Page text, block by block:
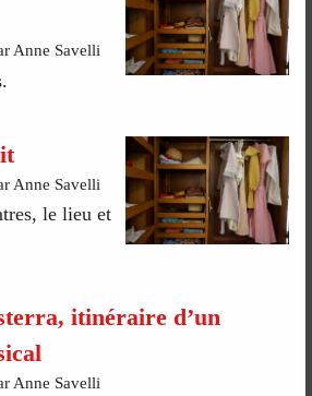
Anne Savelli
Anne Savelli
le lieu et
itinéraire d’un
Anne Savelli